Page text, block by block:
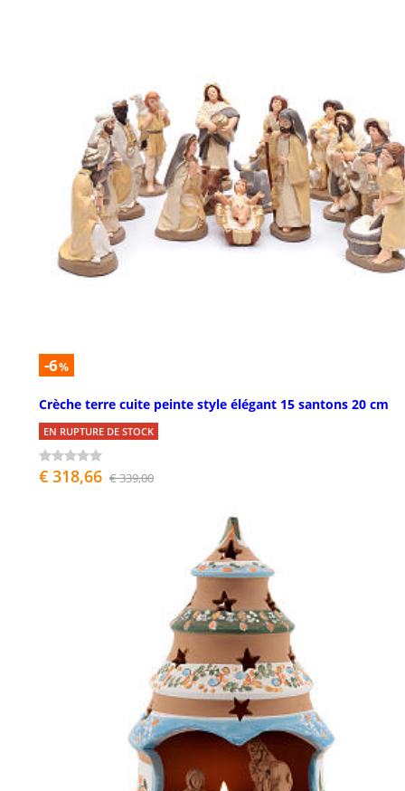
-6%
Crèche terre cuite peinte style élégant 15 santons 20 cm
EN RUPTURE DE STOCK
€ 318,66 € 339,00